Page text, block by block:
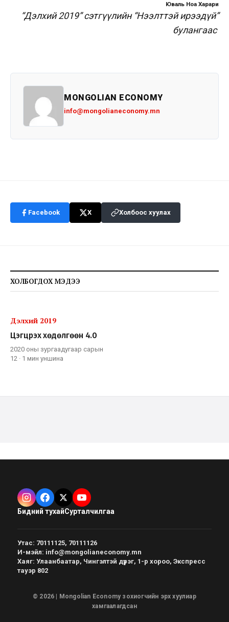
Юваль Ноа Харари
“Дэлхий 2019” сэтгүүлийн “Нээлттэй ирээдүй”
булангаас
MONGOLIAN ECONOMY
info@mongolianeconomy.mn
Facebook X Холбоос хуулах
ХОЛБОГДОХ МЭДЭЭ
Дэлхий 2019
Цэгцрэх хөдөлгөөн 4.0
2020 оны зургаадугаар сарын
12 · 1 мин уншина
Бидний тухайСурталчилгаа
Утас: 70111125, 70111126
И-мэйл: info@mongolianeconomy.mn
Хаяг: Улаанбаатар, Чингэлтэй дүүрэг, 1-р хороо, Экспресс
тауэр 802
© 2026 | Mongolian Economy зохиогчийн эрх хуулиар
хамгаалагдсан